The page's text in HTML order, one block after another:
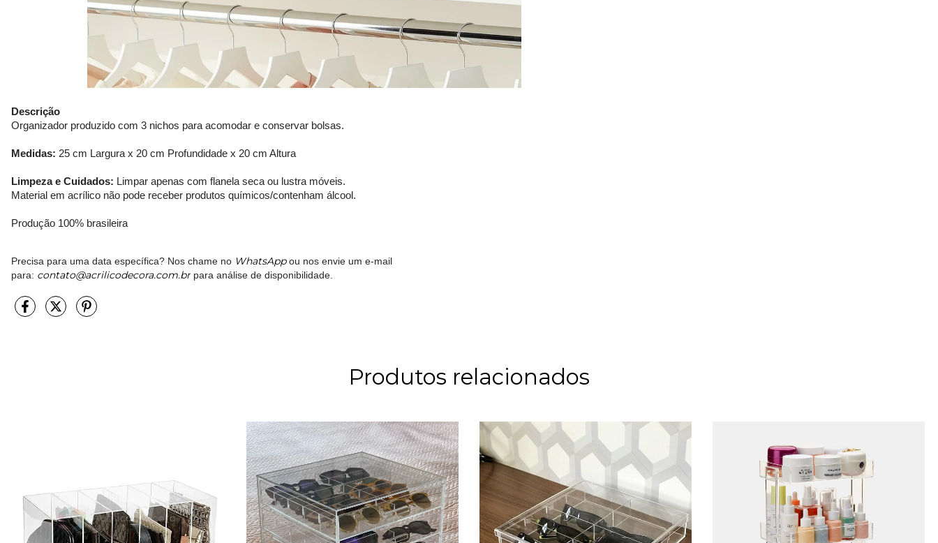
Descrição
Organizador produzido com 3 nichos para acomodar e conservar bolsas.
Medidas: 25 cm Largura x 20 cm Profundidade x 20 cm Altura
Limpeza e Cuidados: Limpar apenas com flanela seca ou lustra móveis.
Material em acrílico não pode receber produtos químicos/contenham álcool.
Produção 100% brasileira
Precisa para uma data específica? Nos chame no WhatsAppou nos envie um e-mail
para: contato@acrilicodecora.com.br para análise de disponibilidade.
Produtos relacionados